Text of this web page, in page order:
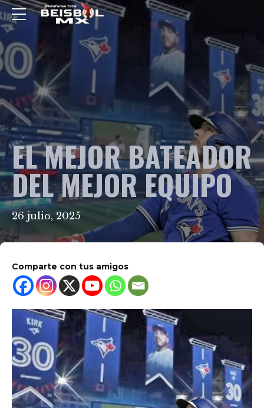
EL MEJOR BATEADOR
DEL MEJOR EQUIPO
26 julio, 2025
Comparte con tus amigos